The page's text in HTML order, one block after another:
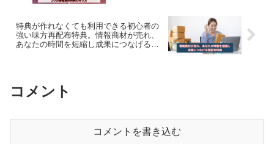
特典が作れなくても利用できる初心者の
強い味方再配布特典。情報商材が売れ、
あなたの時間を短縮し成果につなげる方
コメント
コメントを書き込む